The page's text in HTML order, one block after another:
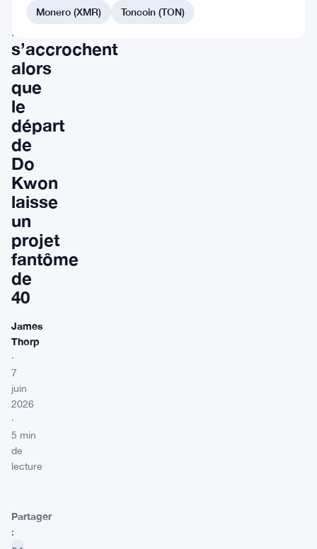
Terra
Luna
s’accrochent
alors
que
le
départ
de
Do
Kwon
laisse
un
projet
fantôme
de
40
James
Thorp
·
7
juin
2026
·
5 min
de
lecture
Partager
:
Monero (XMR)
Toncoin (TON)